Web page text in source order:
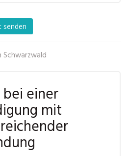
senden
Schwarzwald
einer
mit